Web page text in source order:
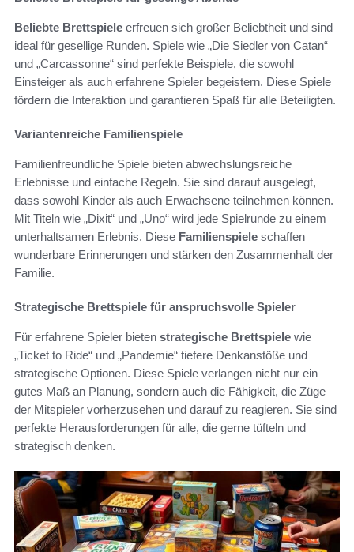
Beliebte Brettspiele erfreuen sich großer Beliebtheit und sind
ideal für gesellige Runden. Spiele wie „Die Siedler von Catan“
und „Carcassonne“ sind perfekte Beispiele, die sowohl
Einsteiger als auch erfahrene Spieler begeistern. Diese Spiele
fördern die Interaktion und garantieren Spaß für alle Beteiligten.
Variantenreiche Familienspiele
Familienfreundliche Spiele bieten abwechslungsreiche
Erlebnisse und einfache Regeln. Sie sind darauf ausgelegt,
dass sowohl Kinder als auch Erwachsene teilnehmen können.
Mit Titeln wie „Dixit“ und „Uno“ wird jede Spielrunde zu einem
unterhaltsamen Erlebnis. Diese Familienspiele schaffen
wunderbare Erinnerungen und stärken den Zusammenhalt der
Familie.
Strategische Brettspiele für anspruchsvolle Spieler
Für erfahrene Spieler bieten strategische Brettspiele wie
„Ticket to Ride“ und „Pandemie“ tiefere Denkanstöße und
strategische Optionen. Diese Spiele verlangen nicht nur ein
gutes Maß an Planung, sondern auch die Fähigkeit, die Züge
der Mitspieler vorherzusehen und darauf zu reagieren. Sie sind
perfekte Herausforderungen für alle, die gerne tüfteln und
strategisch denken.